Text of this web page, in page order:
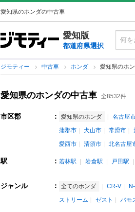
愛知県のホンダの中古車
愛知版
都道府県選択
ジモティー 中古車 ホンダ 愛知県のホ
愛知県のホンダの中古車 全8532件
市区郡 ： 愛知県のホンダ
名古屋
蒲郡市
犬山市 常滑市
愛西市
清須市 北名古屋
駅 ： 若林駅 岩倉駅 戸田駅
ジャンル ： 全てのホンダ CR-V
ストリーム
ゼスト バモ